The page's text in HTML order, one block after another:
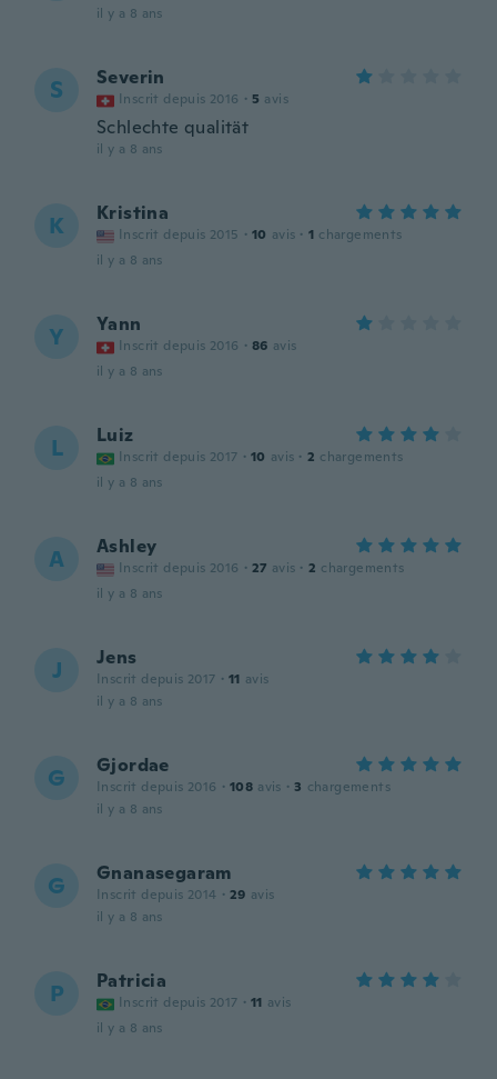
il y a 8 ans
S Severin
Inscrit depuis 2016 · 5 avis
Schlechte qualität
il y a 8 ans
K Kristina
Inscrit depuis 2015 · 10 avis · 1 chargements
il y a 8 ans
Y Yann
Inscrit depuis 2016 · 86 avis
il y a 8 ans
L Luiz
Inscrit depuis 2017 · 10 avis · 2 chargements
il y a 8 ans
A Ashley
Inscrit depuis 2016 · 27 avis · 2 chargements
il y a 8 ans
J Jens
Inscrit depuis 2017 · 11 avis
il y a 8 ans
G Gjordae
Inscrit depuis 2016 · 108 avis · 3 chargements
il y a 8 ans
G Gnanasegaram
Inscrit depuis 2014 · 29 avis
il y a 8 ans
P Patricia
Inscrit depuis 2017 · 11 avis
il y a 8 ans